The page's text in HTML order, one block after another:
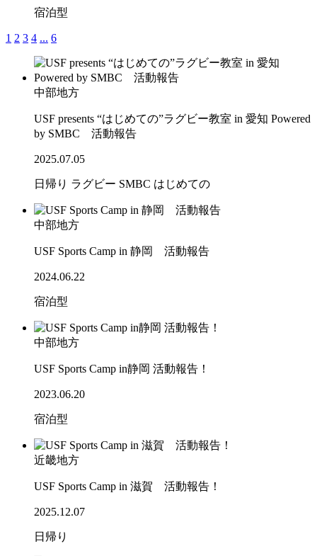
宿泊型
1 2 3 4 ... 6
中部地方
USF presents “はじめての”ラグビー教室 in 愛知 Powered
by SMBC 活動報告
2025.07.05
日帰り ラグビー SMBC はじめての
中部地方
USF Sports Camp in 静岡 活動報告
2024.06.22
宿泊型
中部地方
USF Sports Camp in静岡 活動報告！
2023.06.20
宿泊型
近畿地方
USF Sports Camp in 滋賀 活動報告！
2025.12.07
日帰り